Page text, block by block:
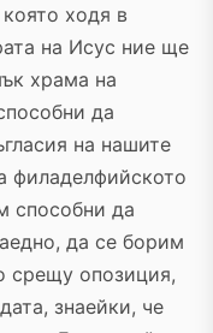
ходя в
на Исус ние ще
храма на
да
на нашите
филаделфийското
способни да
да се борим
срещу опозиция,
знаейки, че